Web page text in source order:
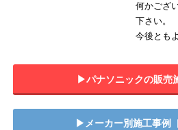
何かござ
下さい。
今後とも
▶︎パナソニックの販売
▶︎メーカー別施工事例